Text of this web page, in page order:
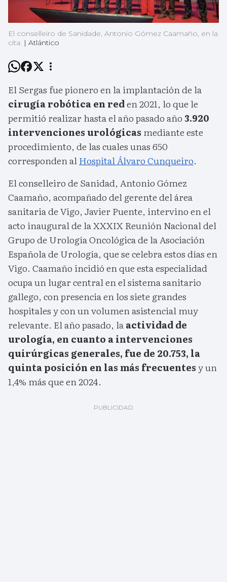
El conselleiro de Sanidade, Antonio Gómez Caamaño, en la
cita. | Atlántico
El Sergas fue pionero en la implantación de la
cirugía robótica en reden 2021, lo que le
permitió realizar hasta el año pasado año3.920
intervenciones urológicas mediante este
procedimiento, de las cuales unas 650
corresponden alHospital Álvaro Cunqueiro.
El conselleiro de Sanidad, Antonio Gómez
Caamaño, acompañado del gerente del área
sanitaria de Vigo, Javier Puente, intervino en el
acto inaugural de la XXXIX Reunión Nacional del
Grupo de Urología Oncológica de la Asociación
Española de Urología, que se celebra estos días en
Vigo. Caamaño incidió en que esta especialidad
ocupa un lugar central en el sistema sanitario
gallego, con presencia en los siete grandes
hospitales y con un volumen asistencial muy
relevante. El año pasado, laactividad de
urología, en cuanto a intervenciones
quirúrgicas generales, fue de 20.753, la
quinta posición en las más frecuentesy un
1,4% más que en 2024.